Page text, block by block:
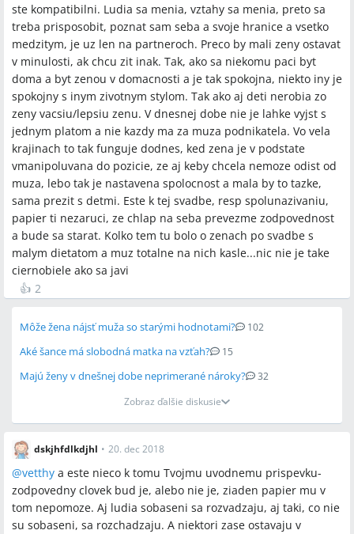
ste kompatibilni. Ludia sa menia, vztahy sa menia, preto sa
treba prisposobit, poznat sam seba a svoje hranice a vsetko
medzitym, je uz len na partneroch. Preco by mali zeny ostavat
v minulosti, ak chcu zit inak. Tak, ako sa niekomu paci byt
doma a byt zenou v domacnosti a je tak spokojna, niekto iny je
spokojny s inym zivotnym stylom. Tak ako aj deti nerobia zo
zeny vacsiu/lepsiu zenu. V dnesnej dobe nie je lahke vyjst s
jednym platom a nie kazdy ma za muza podnikatela. Vo vela
krajinach to tak funguje dodnes, ked zena je v podstate
vmanipoluvana do pozicie, ze aj keby chcela nemoze odist od
muza, lebo tak je nastavena spolocnost a mala by to tazke,
sama prezit s detmi. Este k tej svadbe, resp spolunazivaniu,
papier ti nezaruci, ze chlap na seba prevezme zodpovednost
a bude sa starat. Kolko tem tu bolo o zenach po svadbe s
malym dietatom a muz totalne na nich kasle...nic nie je take
ciernobiele ako sa javi
👍 2
Môže žena nájsť muža so starými hodnotami? 102
Aké šance má slobodná matka na vzťah? 15
Majú ženy v dnešnej dobe neprimerané nároky?
32
Zobraz ďalšie diskusie
dskjhfdlkdjhl • 20. dec 2018
@vetthy a este nieco k tomu Tvojmu uvodnemu prispevku-
zodpovedny clovek bud je, alebo nie je, ziaden papier mu v
tom nepomoze. Aj ludia sobaseni sa rozvadzaju, aj taki, co nie
su sobaseni, sa rozchadzaju. A niektori zase ostavaju v